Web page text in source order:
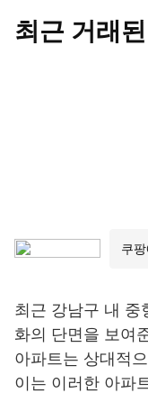
최근 거래
최근 강남구 내 중
화의 단면을 보여
아파트는 상대적
이는 이러한 아파